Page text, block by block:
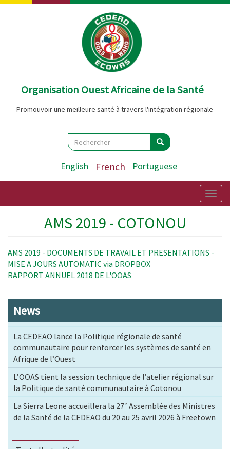
Aller
Organisation Ouest Africaine de la Santé
Promouvoir une meilleure santé à travers l'intégration régionale
Search
Rechercher Rechercher
English French Portuguese
AMS 2019 - COTONOU
AMS 2019 - DOCUMENTS DE TRAVAIL ET PRESENTATIONS -
MISE A JOURS AUTOMATIC via DROPBOX
RAPPORT ANNUEL 2018 DE L'OOAS
News
La CEDEAO lance la Politique régionale de santé
communautaire pour renforcer les systèmes de santé en
Afrique de l’Ouest
L’OOAS tient la session technique de l’atelier régional sur
la Politique de santé communautaire à Cotonou
La Sierra Leone accueillera la 27ᵉ Assemblée des Ministres
de la Santé de la CEDEAO du 20 au 25 avril 2026 à Freetown